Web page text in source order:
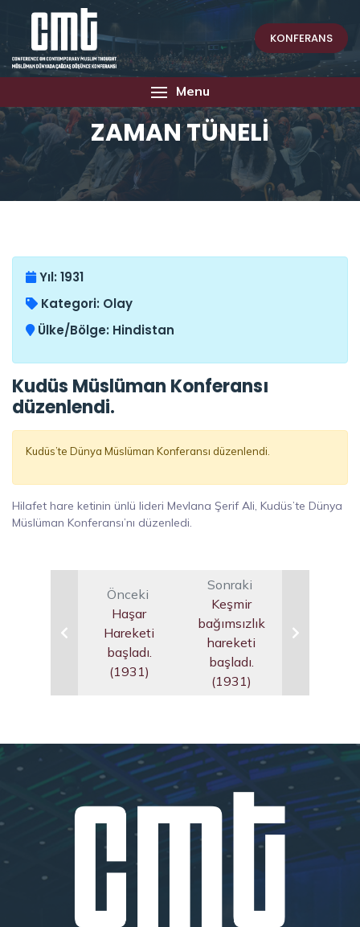
KONFERANS
Menu
ZAMAN TÜNELİ
Yıl: 1931
Kategori: Olay
Ülke/Bölge: Hindistan
Kudüs Müslüman Konferansı
düzenlendi.
Kudüs’te Dünya Müslüman Konferansı düzenlendi.
Hilafet hare ketinin ünlü lideri Mevlana Şerif Ali, Kudüs’te Dünya
Müslüman Konferansı’nı düzenledi.
Önceki
Haşar
Hareketi
başladı.
(1931)
Sonraki
Keşmir
bağımsızlık
hareketi
başladı.
(1931)